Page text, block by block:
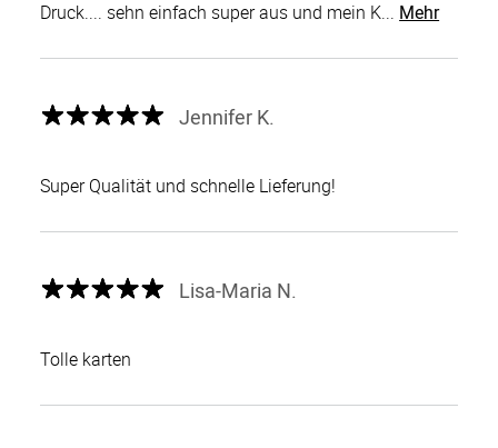
Druck.... sehn einfach super aus und mein K... Mehr
Jennifer K.
Super Qualität und schnelle Lieferung!
Lisa-Maria N.
Tolle karten